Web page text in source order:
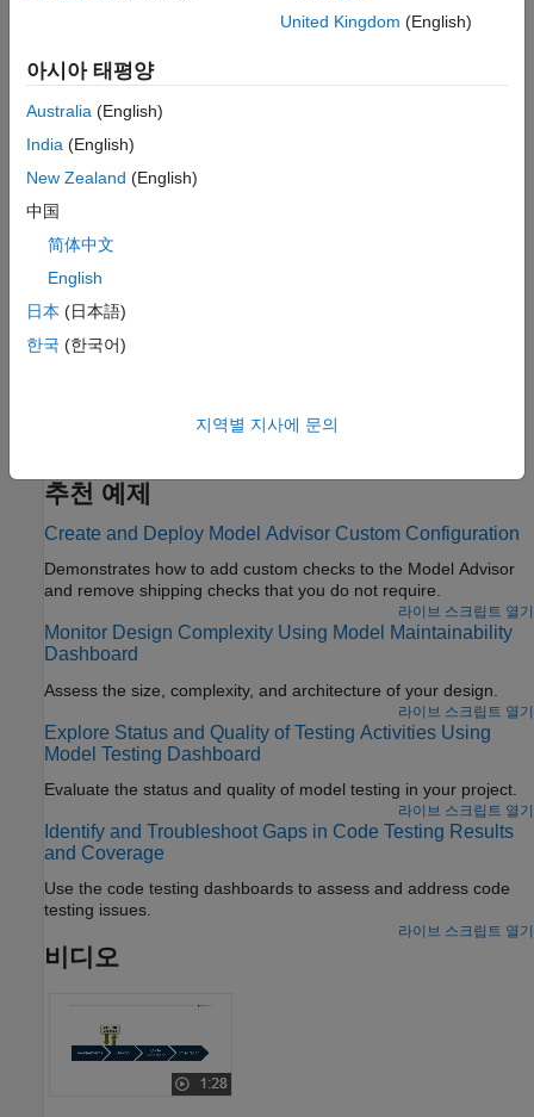
standard and guideline violations.
단계 1:Detect and Fix Model Advisor Check Violations
단계 2:Collect Model Metric Data by Using the Metrics
Dashboard
단계 3:Detect and Fix Compliance Issues
Simplify Model for Targeted Analysis of Complex Models
Simplify simulation, debugging, and formal analysis of large
complex models by focusing on an area of interest.
Use dashboard metrics to track the status and quality of testing
추천 예제
Create and Deploy Model Advisor Custom Configuration
Demonstrates how to add custom checks to the Model Advisor
and remove shipping checks that you do not require.
라이브 스크립트 열기
Monitor Design Complexity Using Model Maintainability
Dashboard
Assess the size, complexity, and architecture of your design.
라이브 스크립트 열기
Explore Status and Quality of Testing Activities Using
Model Testing Dashboard
Evaluate the status and quality of model testing in your project.
라이브 스크립트 열기
Identify and Troubleshoot Gaps in Code Testing Results
and Coverage
Use the code testing dashboards to assess and address code
testing issues.
라이브 스크립트 열기
비디오
United Kingdom (English)
아시아 태평양
Australia (English)
India (English)
New Zealand (English)
中国
简体中文
English
日本 (日本語)
한국 (한국어)
지역별 지사에 문의